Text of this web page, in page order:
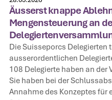
Äusserst knappe
Mengensteuerung an
Die Suisseporcs
ausserordentlichen
108 Delegierte haben an
Sie haben bei der
Annahme des Konzeptes für